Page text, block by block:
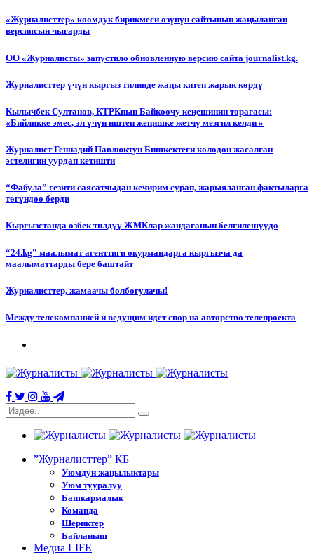
«Журналисттер» коомдук бирикмеси өзүнүн сайтынын жаңыланган
версиясын чыгарды
ОО «Журналисты» запустило обновленную версию сайта journalist.kg.
Журналисттер үчүн кыргыз тилинде жаңы китеп жарык көрдү
Кылычбек Султанов, КТРКнын Байкоочу кеңешинин төрагасы:
«Бийликке эмес, эл үчүн иштеп жеңишке жетчү мезгил келди »
Журналист Геннадий Павлюктун Бишкектеги колодон жасалган
эстелигин уурдап кетишти
“Фабула” гезити саясатчыдан кечирим сурап, жарыяланган фактыларга
төгүндөө берди
Кыргызстанда өзбек тилдүү ЖМКлар жандаганын белгилешүүдө
“24.kg” маалымат агенттиги окурмандарга кыргызча да
маалыматтарды бере баштайт
Журналисттер, жамаачы болбогулачы!
Между телекомпанией и ведущим идет спор на авторство телепроекта
”Журналисттер” КБ
Уюмдун жаңылыктары
Уюм тууралуу
Башкармалык
Команда
Шериктер
Байланыш
Медиа LIFE